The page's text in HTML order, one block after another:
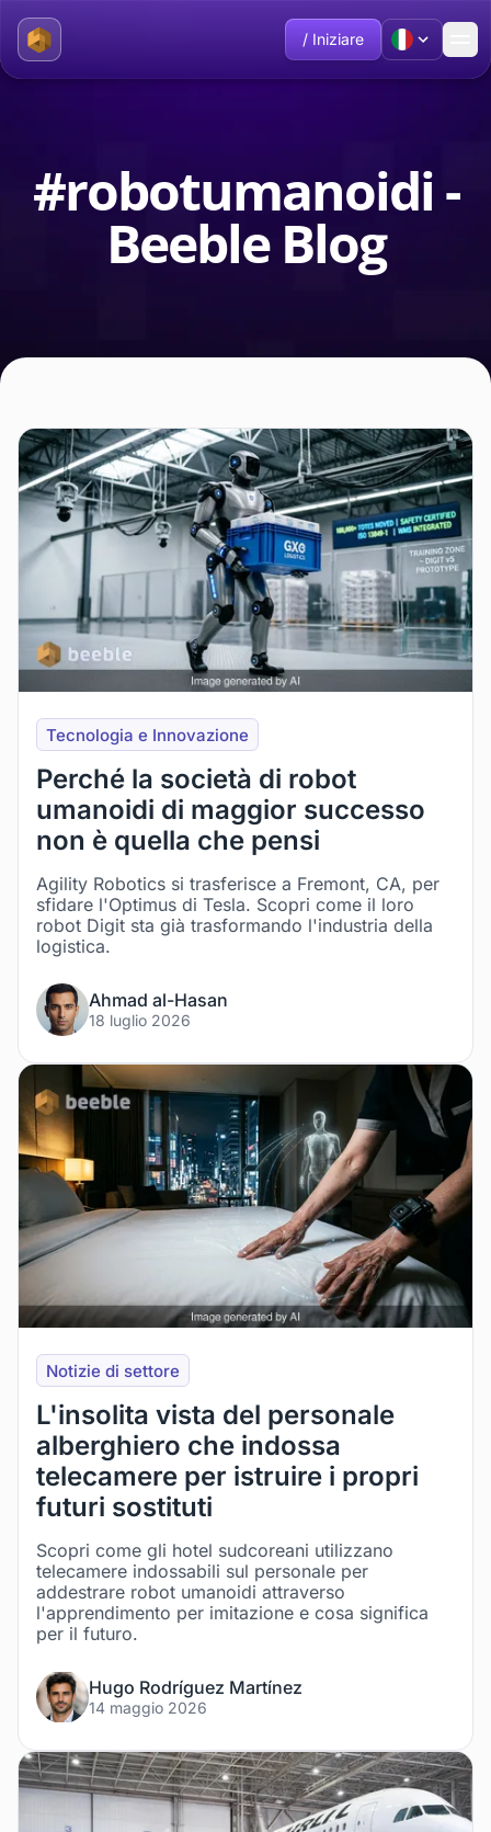
/ Iniziare
#robotumanoidi -
Beeble Blog
Tecnologia e Innovazione
Perché la società di robot
umanoidi di maggior successo
non è quella che pensi
Agility Robotics si trasferisce a Fremont, CA, per
sfidare l'Optimus di Tesla. Scopri come il loro
robot Digit sta già trasformando l'industria della
logistica.
Ahmad al-Hasan
18 luglio 2026
Notizie di settore
L'insolita vista del personale
alberghiero che indossa
telecamere per istruire i propri
futuri sostituti
Scopri come gli hotel sudcoreani utilizzano
telecamere indossabili sul personale per
addestrare robot umanoidi attraverso
l'apprendimento per imitazione e cosa significa
per il futuro.
Hugo Rodríguez Martínez
14 maggio 2026